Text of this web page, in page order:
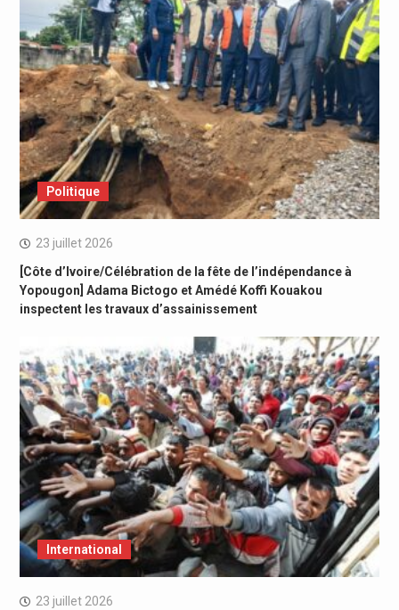
Politique
23 juillet 2026
[Côte d’Ivoire/Célébration de la fête de l’indépendance à
Yopougon] Adama Bictogo et Amédé Koffi Kouakou
inspectent les travaux d’assainissement
International
23 juillet 2026